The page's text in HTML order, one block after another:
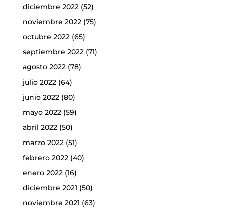
diciembre 2022(52)
noviembre 2022(75)
octubre 2022(65)
septiembre 2022(71)
agosto 2022(78)
julio 2022(64)
junio 2022(80)
mayo 2022(59)
abril 2022(50)
marzo 2022(51)
febrero 2022(40)
enero 2022(16)
diciembre 2021 (50)
noviembre 2021 (63)